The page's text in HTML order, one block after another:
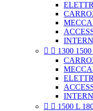
  1300
  1500 L